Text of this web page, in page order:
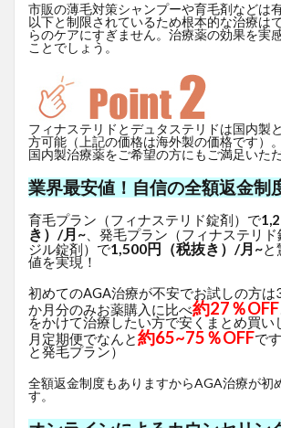
市販の薄毛対策シャンプーや育毛剤などは
以下と制限されているため根本的な治療は
らのケアにすぎません。治療薬の効果を実
ことでしょう。
フィナステリドとデュタステリドは国内製
方可能（上記の価格は海外製の価格です）。
国内製治療薬をご希望の方にもご満足いた
業界最安値！自信の全額返金制
育毛プラン（フィナステリド錠剤）で
き）/月~ 、発毛プラン（フィナステリ
ジル錠剤）で1,500円（税抜き）/月~と
値を実現！
初めてのAGA治療が不安でお試しの方は
か月分のみお薬購入に比べ約27％OFF
をかけて治療したい方で安くまとめ買い
月定期便でなんと約65~75％OFFで
と発毛プラン）
全額返金制度もありますからAGA治療が初
す。